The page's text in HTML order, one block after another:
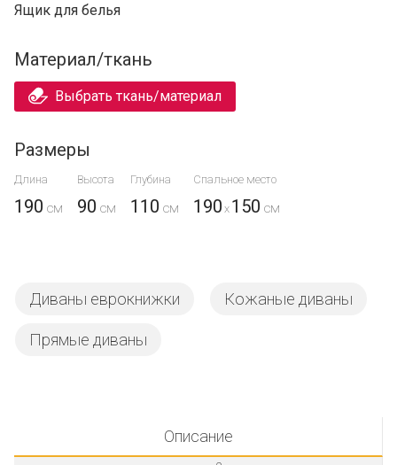
Ящик для белья
Материал/ткань
Выбрать ткань/материал
Размеры
Длина Высота Глубина Спальное место
190 90 110 190 x 150
Диваны еврокнижки Кожаные диваны
Прямые диваны
Описание